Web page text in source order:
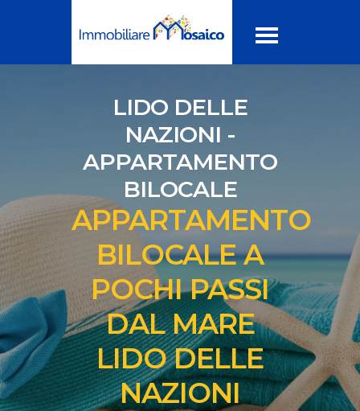
LIDO DELLE
NAZIONI -
APPARTAMENTO
BILOCALE
APPARTAMENTO
BILOCALE A
POCHI PASSI
DAL MARE
LIDO DELLE
NAZIONI